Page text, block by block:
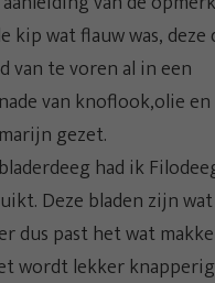
kip wat flauw was, deze
van te voren al in een
van knoflook,olie en
gezet.
had ik
Deze bladen zijn wat
dus past het wat
wordt lekker